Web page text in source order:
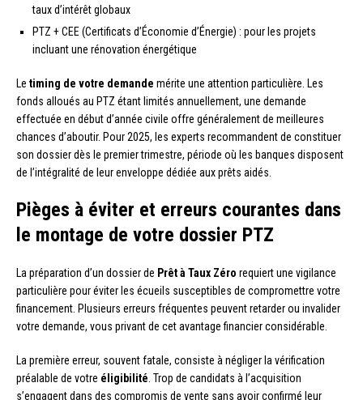
taux d’intérêt globaux
PTZ + CEE (Certificats d’Économie d’Énergie) : pour les projets
incluant une rénovation énergétique
Le timing de votre demande mérite une attention particulière. Les
fonds alloués au PTZ étant limités annuellement, une demande
effectuée en début d’année civile offre généralement de meilleures
chances d’aboutir. Pour 2025, les experts recommandent de constituer
son dossier dès le premier trimestre, période où les banques disposent
de l’intégralité de leur enveloppe dédiée aux prêts aidés.
Pièges à éviter et erreurs courantes dans
le montage de votre dossier PTZ
La préparation d’un dossier de Prêt à Taux Zéro requiert une vigilance
particulière pour éviter les écueils susceptibles de compromettre votre
financement. Plusieurs erreurs fréquentes peuvent retarder ou invalider
votre demande, vous privant de cet avantage financier considérable.
La première erreur, souvent fatale, consiste à négliger la vérification
préalable de votre éligibilité . Trop de candidats à l’acquisition
s’engagent dans des compromis de vente sans avoir confirmé leur